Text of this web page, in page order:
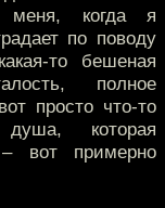
меня, когда я
по поводу
то бешеная
полное
просто что-то
которая
вот примерно